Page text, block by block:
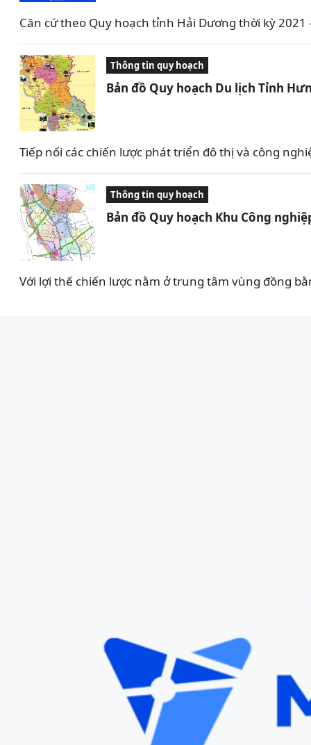
Căn cứ theo Quy hoạch tỉnh Hải Dương thời kỳ
Thông tin quy hoạch
Bản đồ Quy hoạch Du lịch Tỉnh
Tiếp nối các chiến lược phát triển đô thị và công
Thông tin quy hoạch
Bản đồ Quy hoạch Khu Công
Với lợi thế chiến lược nằm ở trung tâm vùng đồng